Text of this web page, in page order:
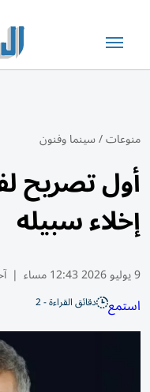
منوعات/سينما وفنون
أول تصريح
إخلاء سبيله
9 يوليو 2026 12:43 مساء |
استمع دقائق القراءة - 2